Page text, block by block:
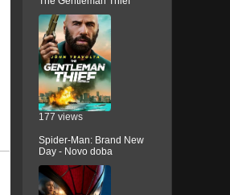
177 views
Spider-Man: Brand New
Day - Novo doba